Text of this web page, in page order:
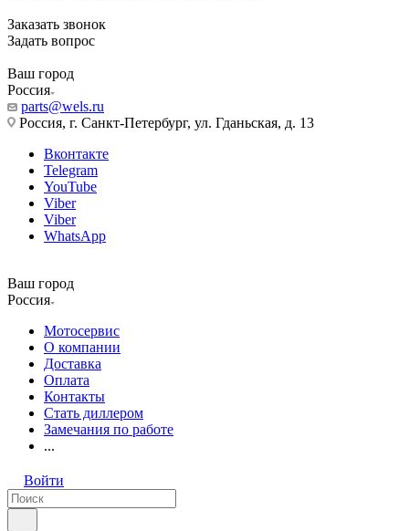
Заказать звонок
Задать вопрос
Ваш город
Россия
parts@wels.ru
Россия, г. Санкт-Петербург, ул. Гданьская, д. 13
Вконтакте
Telegram
YouTube
Viber
Viber
WhatsApp
Ваш город
Россия
Мотосервис
О компании
Доставка
Оплата
Контакты
Стать диллером
Замечания по работе
...
Войти